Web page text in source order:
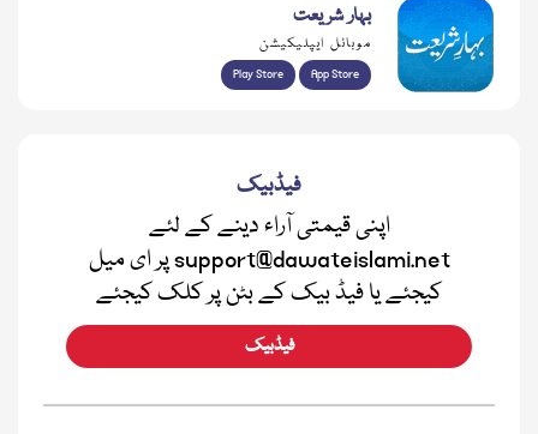
بہار شریعت
موبائل ایپلیکیشن
Play Store App Store
فیڈبیک
اپنی قیمتی آراء دینے کے لئے
support@dawateislami.net پر ای میل
کیجئے یا فیڈ بیک کے بٹن پر کلک کیجئے
فیڈبیک